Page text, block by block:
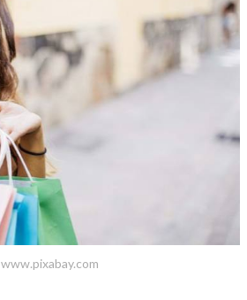
www.pixabay.com